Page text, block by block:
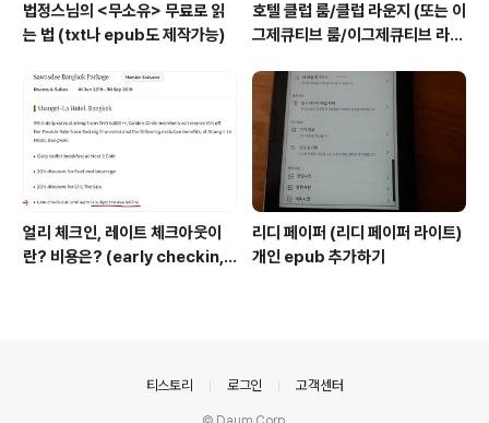
법정스님의 <무소유> 무료로 읽
는 법 (txt나 epub도 제작가능)
호텔 클럽 룸/클럽 라운지 (또는 이
그제큐티브 룸/이그제큐티브 라운
얼리 체크인, 레이트 체크아웃이
란? 비용은? (early checkin, l
리디 페이퍼 (리디 페이퍼 라이트)
개인 epub 추가하기
티스토리 로그인 고객센터